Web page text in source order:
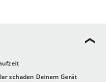
schaden Deinem Gerät